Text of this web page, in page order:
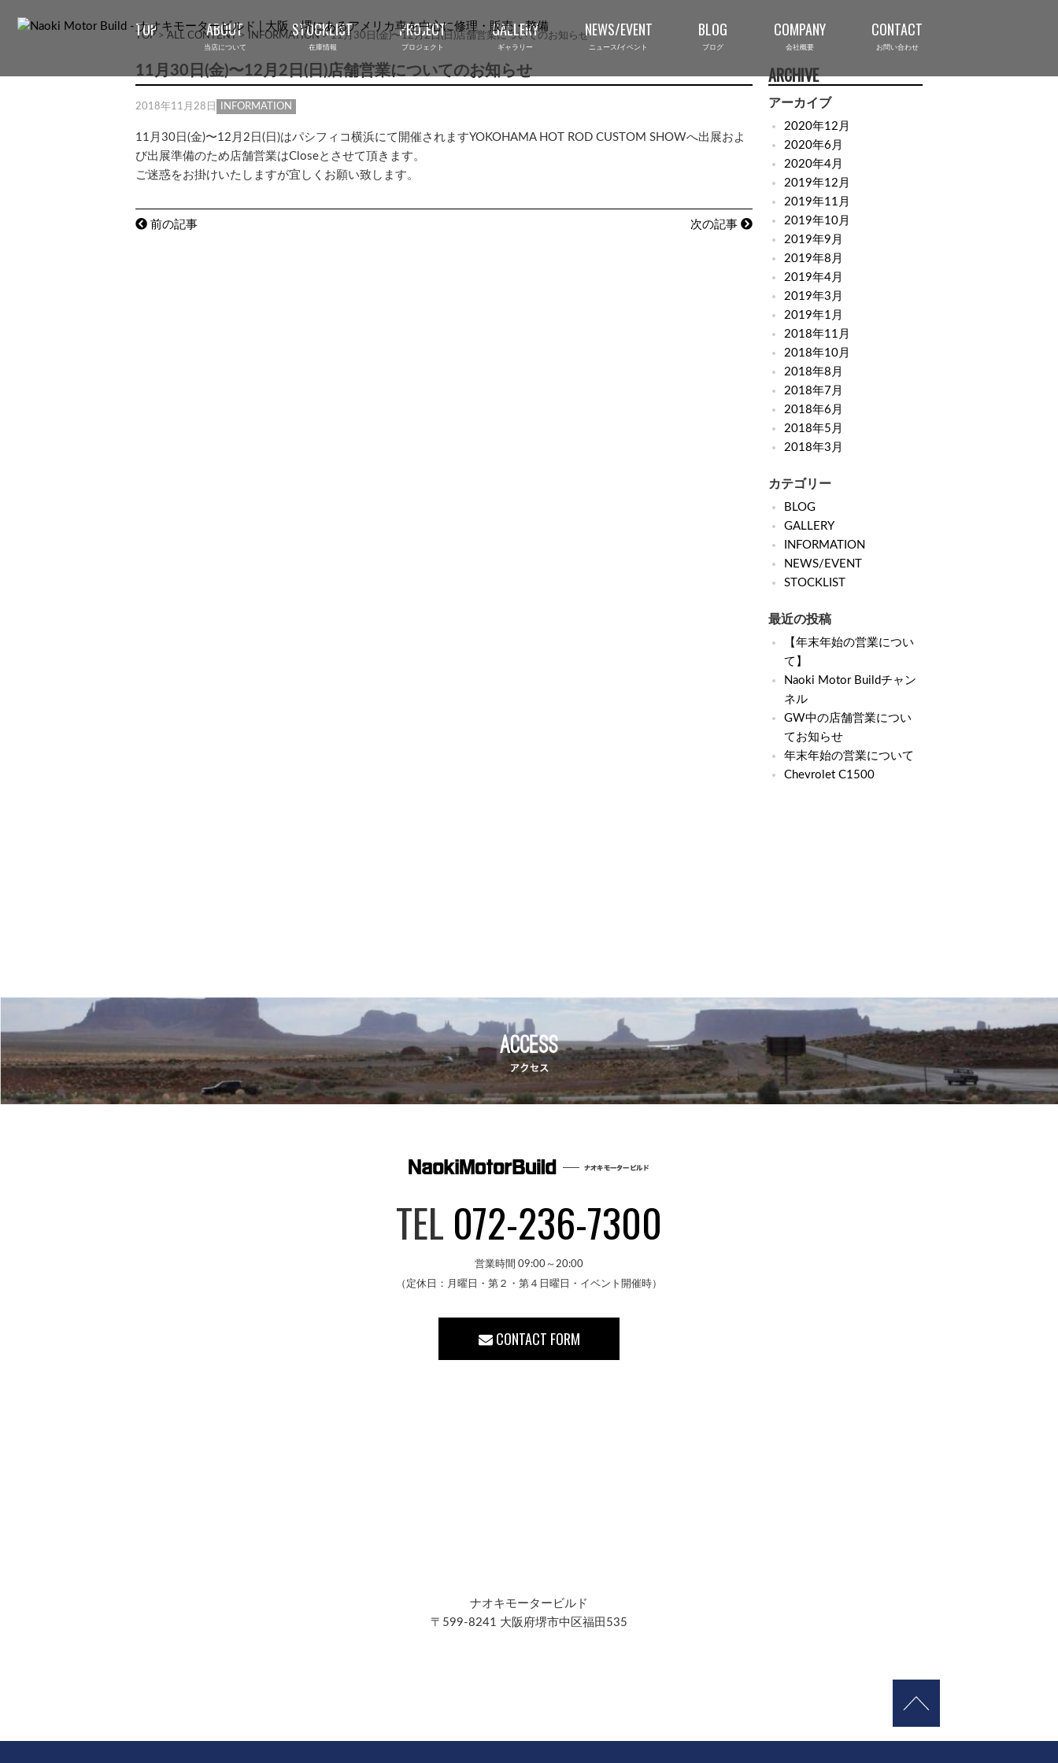
TOP ABOUT
当店について
STOCKLIST
在庫情報
PROJECT
プロジェクト
GALLERY
ギャラリー
NEWS/EVENT
ニュース/イベント
BLOG
ブログ
COMPANY
会社概要
CONTACT
お問い合わせ
TOP > ALL CONTENT > INFORMATION>11月30日(金)〜12月2日(日)店舗営業についてのお知らせ
ブログ
11月30日(金)〜12月2日(日)店舗営業についてのお知らせ
2018年11月28日 INFORMATION
11月30日(金)〜12月2日(日)はパシフィコ横浜にて開催されますYOKOHAMA HOT ROD CUSTOM SHOWへ出展およ
び出展準備のため店舗営業はCloseとさせて頂きます。
ご迷惑をお掛けいたしますが宜しくお願い致します。
前の記事 次の記事
ARCHIVE
アーカイブ
2020年12月
2020年6月
2020年4月
2019年12月
2019年11月
2019年10月
2019年9月
2019年8月
2019年4月
2019年3月
2019年1月
2018年11月
2018年10月
2018年8月
2018年7月
2018年6月
2018年5月
2018年3月
カテゴリー
BLOG
GALLERY
INFORMATION
NEWS/EVENT
STOCKLIST
最近の投稿
【年末年始の営業につい
て】
Naoki Motor Buildチャン
ネル
GW中の店舗営業につい
てお知らせ
年末年始の営業について
Chevrolet C1500
TEL 072-236-7300
営業時間 09:00～20:00
（定休日：月曜日・第２・第４日曜日・イベント開催時）
CONTACT FORM
ナオキモータービルド
〒599-8241 大阪府堺市中区福田535